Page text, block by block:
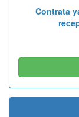
Contrata